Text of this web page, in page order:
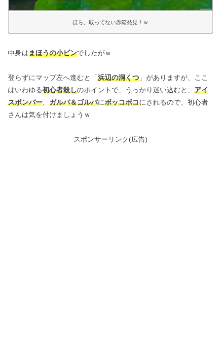
ほら、取ってない赤箱発見！ｗ
中身はまほうの小ビンでしたがｗ
登らずにマップ左へ進むと「浜辺の洞くつ 」がありますが、ここ
はいわゆる初心者殺しのポイントで、うっかり迷い込むと、 アイ
スボンバー
ガルバ＆ゴルバにボッコボコにされるので、初心者
さんは気を付けましょうｗ
スポンサーリンク(広告)